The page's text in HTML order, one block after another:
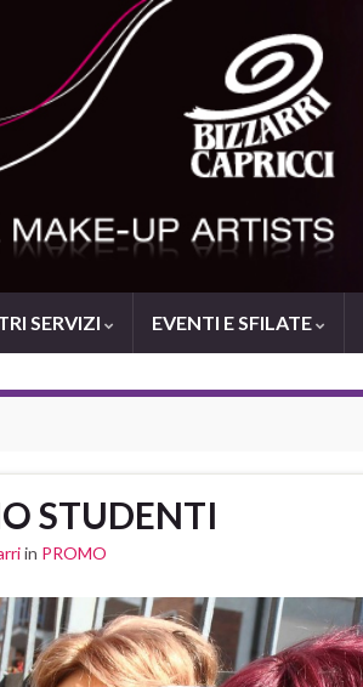
SERVIZI EVENTI E SFILATE
STUDENTI
in PROMO